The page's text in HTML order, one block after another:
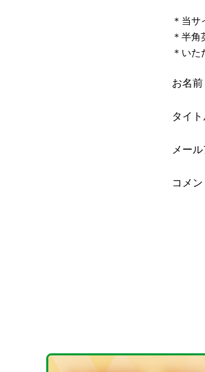
＊当
＊半角
＊い
お名前
タイト
メー
コメン